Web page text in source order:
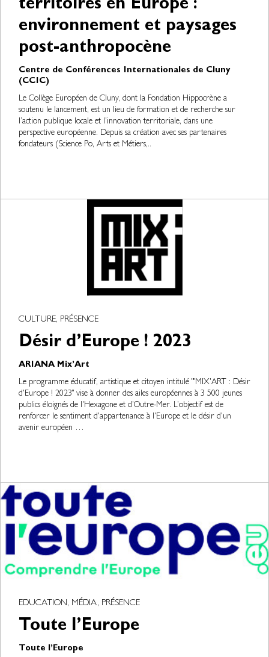
territoires en Europe :
environnement et paysages
post-anthropocène
Centre de Conférences Internationales de Cluny
(CCIC)
Le Collège Européen de Cluny, dont la Fondation Hippocrène a
soutenu le lancement, est un lieu de formation et de recherche sur
l’action publique locale et l’innovation territoriale, dans une
perspective européenne. Depuis sa création avec ses partenaires
fondateurs (Science Po, Arts et Métiers,..
CULTURE, PRÉSENCE
Désir d’Europe ! 2023
ARIANA Mix’Art
Le programme éducatif, artistique et citoyen intitulé ""MIX'ART : Désir
d'Europe ! 2023" vise à donner des ailes européennes à 3 500 jeunes
publics éloignés de l'Hexagone et d’Outre-Mer. L’objectif est de
renforcer le sentiment d'appartenance à l'Europe et le désir d'un
avenir européen …
EDUCATION, MÉDIA, PRÉSENCE
Toute l’Europe
Toute l’Europe